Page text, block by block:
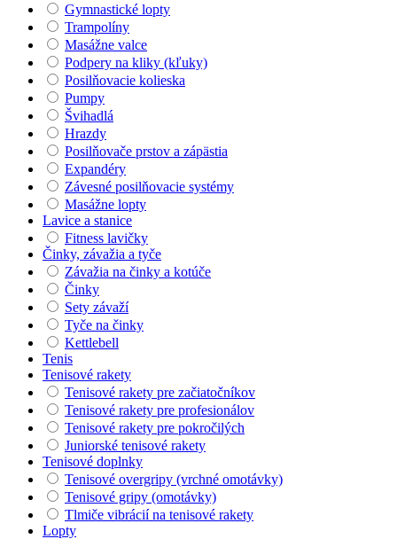
Gymnastické lopty
Trampolíny
Masážne valce
Podpery na kliky (kľuky)
Posilňovacie kolieska
Pumpy
Švihadlá
Hrazdy
Posilňovače prstov a zápästia
Expandéry
Závesné posilňovacie systémy
Masážne lopty
Lavice a stanice
Fitness lavičky
Činky, závažia a tyče
Závažia na činky a kotúče
Činky
Sety závaží
Tyče na činky
Kettlebell
Tenis
Tenisové rakety
Tenisové rakety pre začiatočníkov
Tenisové rakety pre profesionálov
Tenisové rakety pre pokročilých
Juniorské tenisové rakety
Tenisové doplnky
Tenisové overgripy (vrchné omotávky)
Tenisové gripy (omotávky)
Tlmiče vibrácií na tenisové rakety
Lopty